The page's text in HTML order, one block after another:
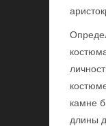
камне
длины